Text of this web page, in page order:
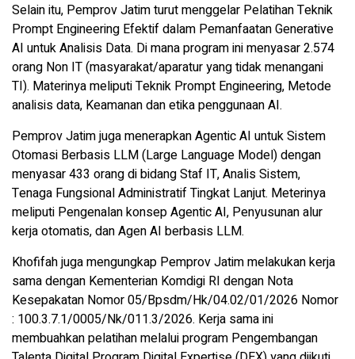
Selain itu, Pemprov Jatim turut menggelar Pelatihan Teknik
Prompt Engineering Efektif dalam Pemanfaatan Generative
AI untuk Analisis Data. Di mana program ini menyasar 2.574
orang Non IT (masyarakat/aparatur yang tidak menangani
TI). Materinya meliputi Teknik Prompt Engineering, Metode
analisis data, Keamanan dan etika penggunaan AI.
Pemprov Jatim juga menerapkan Agentic AI untuk Sistem
Otomasi Berbasis LLM (Large Language Model) dengan
menyasar 433 orang di bidang Staf IT, Analis Sistem,
Tenaga Fungsional Administratif Tingkat Lanjut. Meterinya
meliputi Pengenalan konsep Agentic AI, Penyusunan alur
kerja otomatis, dan Agen AI berbasis LLM.
Khofifah juga mengungkap Pemprov Jatim melakukan kerja
sama dengan Kementerian Komdigi RI dengan Nota
Kesepakatan Nomor 05/Bpsdm/Hk/04.02/01/2026 Nomor
: 100.3.7.1/0005/Nk/011.3/2026. Kerja sama ini
membuahkan pelatihan melalui program Pengembangan